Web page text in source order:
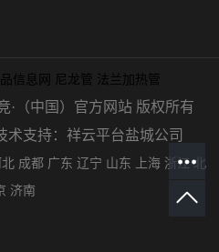
信息网 尼龙管 法兰加热管
·（中国）官方网站 版权所有
术支持：祥云平台盐城公司
成都 广东 辽宁 山东 上海 浙江 北
济南